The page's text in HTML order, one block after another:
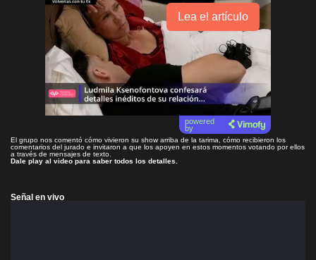
Lea el artículo
powered
by
El grupo nos comentó cómo vivieron su show arriba de la tarima, cómo recibieron los
comentarios del jurado e invitaron a que los apoyen en estos momentos votando por ellos
a través de mensajes de texto.
Dale play al video para saber todos los detalles.
Señal en vivo